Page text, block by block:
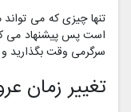
تنها چیزی که می
است پس پیشنهاد می
سرگرمی وقت بگذارید و
تغییر زمان